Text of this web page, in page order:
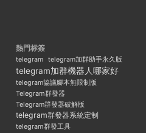
熱門标簽
telegram telegram加群助手永久版
telegram加群機器人哪家好
telegram協議腳本無限制版
Telegram群發器
Telegram群發器破解版
telegram群發器系統定制
telegram群發工具